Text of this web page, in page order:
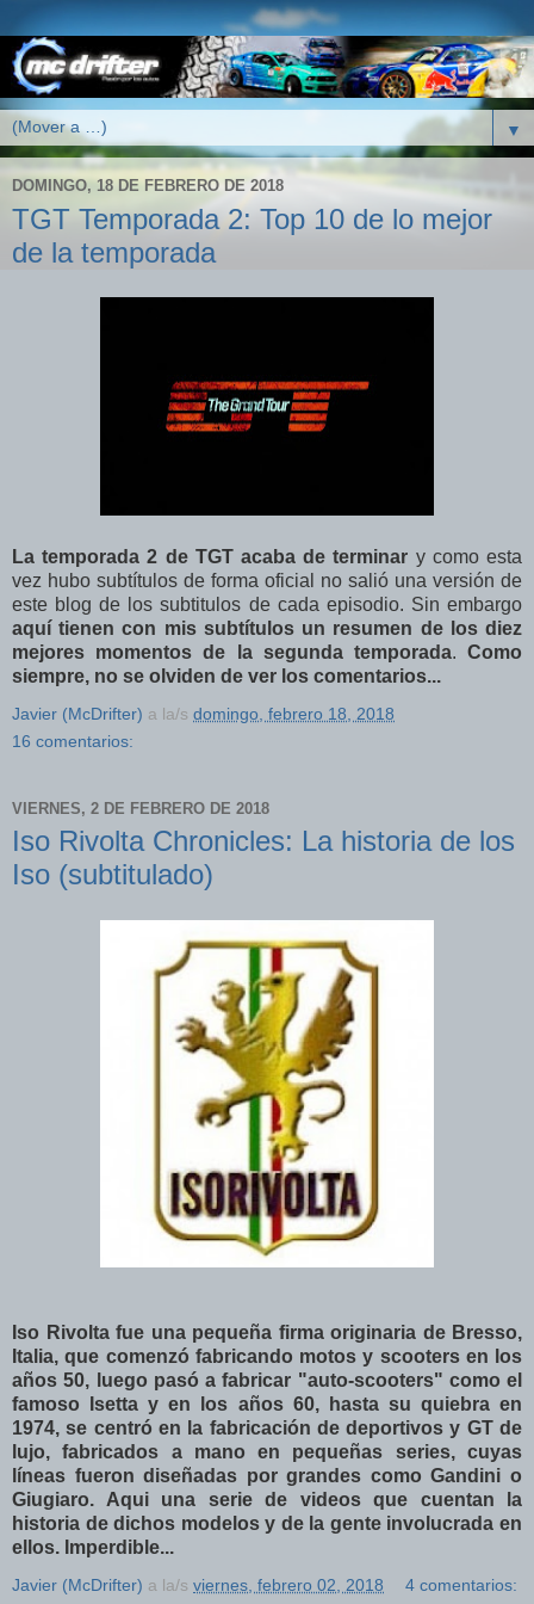
▼
DOMINGO, 18 DE FEBRERO DE 2018
TGT Temporada 2: Top 10 de lo mejor
de la temporada
La temporada 2 de TGT acaba de terminar y como esta
vez hubo subtítulos de forma oficial no salió una versión de
este blog de los subtitulos de cada episodio. Sin embargo
aquí tienen con mis subtítulos un resumen de los diez
mejores momentos de la segunda temporada.Como
siempre, no se olviden de ver los comentarios...
Javier (McDrifter) a la/s domingo, febrero 18, 2018
16 comentarios:
VIERNES, 2 DE FEBRERO DE 2018
Iso Rivolta Chronicles: La historia de los
Iso (subtitulado)
Iso Rivolta fue una pequeña firma originaria de Bresso,
Italia, que comenzó fabricando motos y scooters en los
años 50,
luego pasó a fabricar "auto-scooters" como el
famoso Isetta yen los años 60, hasta su quiebra en
1974, se centró en la fabricación de deportivos y GT de
lujo, fabricados a mano en pequeñas series, cuyas
líneas fueron diseñadas por grandes comoGandini o
Giugiaro. Aqui una serie de videos que cuentan la
historia de dichos modelos y de la gente involucrada en
ellos. Imperdible...
Javier (McDrifter) a la/s viernes, febrero 02, 2018 4 comentarios: